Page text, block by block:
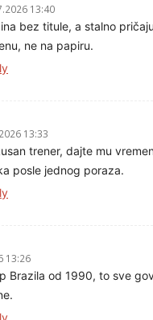
13:40
bez titule, a stalno
ne na papiru.
13:33
trener, dajte mu
posle jednog poraza.
13:26
Brazila od 1990, to sve